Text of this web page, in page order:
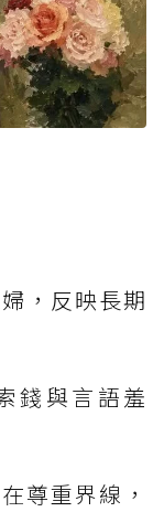
，反映長期
錢與言語羞
尊重界線，